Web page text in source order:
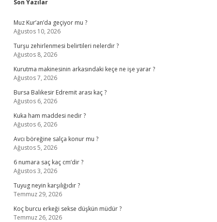
Sidebar
Son Yazılar
Muz Kur’an’da geçiyor mu ?
Ağustos 10, 2026
Turşu zehirlenmesi belirtileri nelerdir ?
Ağustos 8, 2026
Kurutma makinesinin arkasındaki keçe ne işe yarar ?
Ağustos 7, 2026
Bursa Balıkesir Edremit arası kaç ?
Ağustos 6, 2026
Kuka ham maddesi nedir ?
Ağustos 6, 2026
Avcı böreğine salça konur mu ?
Ağustos 5, 2026
6 numara saç kaç cm’dir ?
Ağustos 3, 2026
Tuyug neyin karşılığıdır ?
Temmuz 29, 2026
Koç burcu erkeği sekse düşkün müdür ?
Temmuz 26, 2026